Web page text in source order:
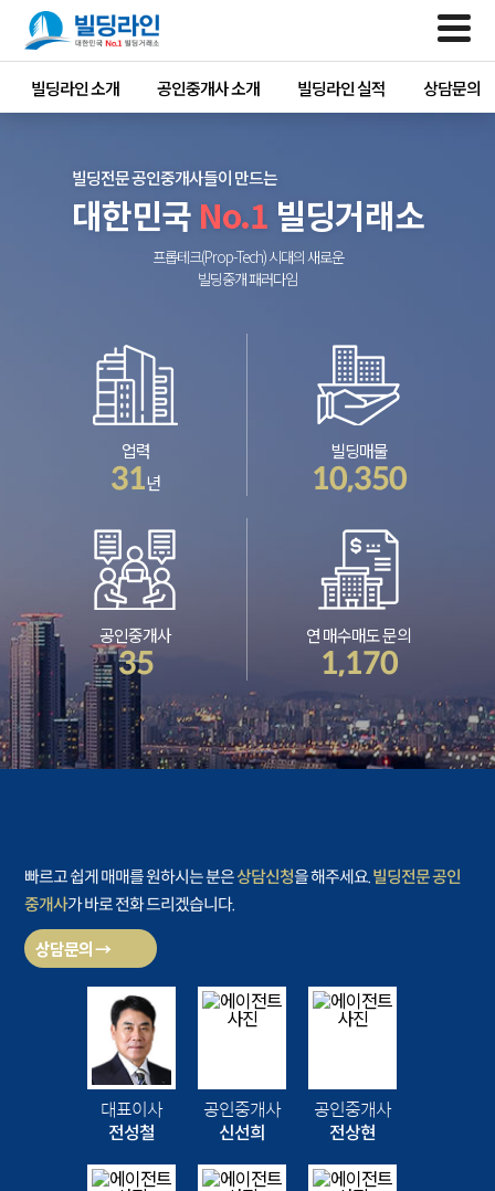
빌딩라인 소개 공인중개사 소개 빌딩라인 실적 상담문의
빌딩전문 공인중개사들이 만드는
대한민국 No.1 빌딩거래소
프롭테크(Prop-Tech) 시대의 새로운
빌딩중개 패러다임
업력
31년
빌딩매물
10,350
공인중개사
35
연 매수매도 문의
1,170
빠르고 쉽게 매매를 원하시는 분은상담신청을 해주세요.빌딩전문 공인
중개사가 바로 전화 드리겠습니다.
상담문의 →
대표이사
전성철
공인중개사
신선희
공인중개사
전상현